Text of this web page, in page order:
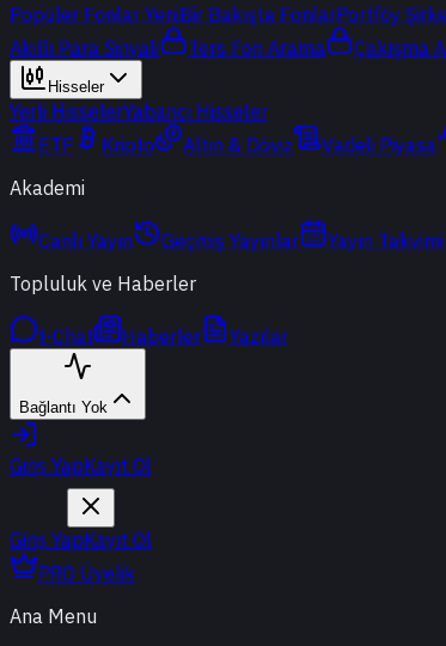
Popüler Fonlar YeniBir Bakışta FonlarPortföy
Akıllı Para Sinyali
Ters Fon Arama Çakışma
Hisseler
Yerli HisselerYabancı Hisseler
ETF
Kripto Altın & Döviz Vadeli Piyasa
Akademi
Canlı Yayın Geçmiş Yayınlar
Yayın Takvimi
Topluluk ve Haberler
t-Chat Haberler Yazılar
Bağlantı Yok
Giriş YapKayıt Ol
Giriş YapKayıt Ol
PRO Üyelik
Ana Menu